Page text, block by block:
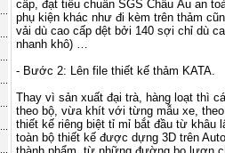
cấp, đạt tiêu chuẩn SGS Châu Âu an
phụ kiện khác như đi kèm trên thảm
vải dù cao cấp dệt bởi 140 sợi chỉ dù
nhanh khô) …
- Bước 2: Lên file thiết kế thảm KATA.
Thay vì sản xuất đại trà, hàng loạt thì
theo bộ, vừa khít với từng mẫu xe,
thiết kế riêng biệt tỉ mỉ bắt đầu từ khâu
toàn bộ thiết kế được dựng 3D trên